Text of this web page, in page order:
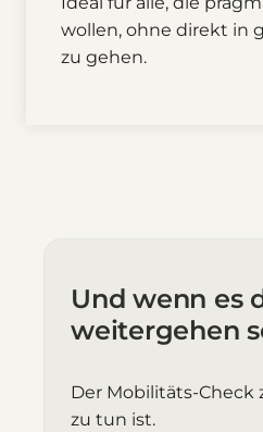
wollen, ohne direkt in
zu gehen.
Und wenn es
weitergehen
Der Mobilitäts-Check
zu tun ist.